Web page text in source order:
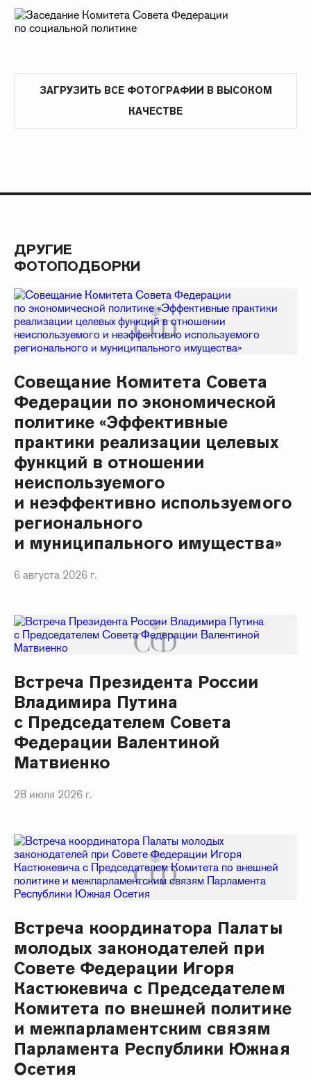
ЗАГРУЗИТЬ ВСЕ ФОТОГРАФИИ В ВЫСОКОМ
КАЧЕСТВЕ
ДРУГИЕ
ФОТОПОДБОРКИ
Совещание Комитета Совета
Федерации по экономической
политике «Эффективные
практики реализации целевых
функций в отношении
неиспользуемого
и неэффективно используемого
регионального
и муниципального имущества»
6 августа 2026 г.
Встреча Президента России
Владимира Путина
с Председателем Совета
Федерации Валентиной
Матвиенко
28 июля 2026 г.
Встреча координатора Палаты
молодых законодателей при
Совете Федерации Игоря
Кастюкевича с Председателем
Комитета по внешней политике
и межпарламентским связям
Парламента Республики Южная
Осетия